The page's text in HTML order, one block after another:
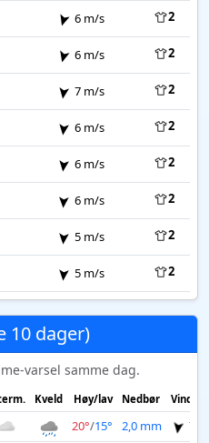
6 m/s 2
6 m/s 2
7 m/s 2
6 m/s 2
6 m/s 2
6 m/s 2
5 m/s 2
5 m/s 2
10 dager)
varsel samme dag.
Kveld Høy/lav Nedbør Vind
20°/15° 2,0 mm
7